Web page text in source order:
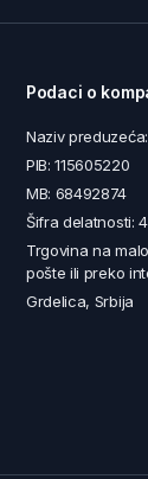
Podaci o
Naziv preduzeća:
PIB: 115605220
MB: 68492874
Šifra delatnosti:
Trgovina na
pošte ili preko
Grdelica, Srbija